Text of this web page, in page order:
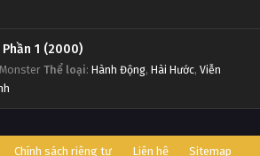
Vua Trò Chơi Phần 1 (2000)
Thể loại: Hành Động, Hài Hước, Viễn
Chính sách riêng tư Liên hệ Sitemap